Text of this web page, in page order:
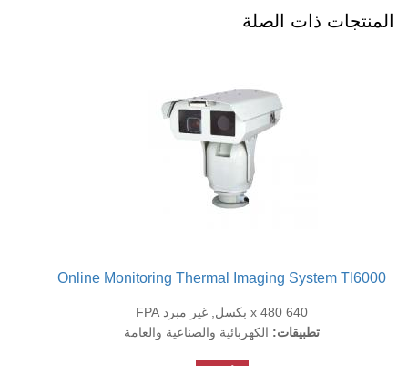
المنتجات ذات الصلة
Online Monitoring Thermal Imaging System TI6000
640 x 480 بكسل, غير مبرد FPA
تطبيقات: الكهربائية والصناعية والعامة